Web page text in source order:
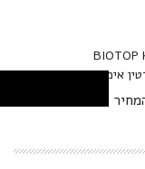
BIOTOP
הנוכחי הוא: